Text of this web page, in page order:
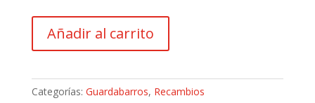
TRASERO
ROJO
COTA
Añadir al carrito
Categorías: Guardabarros, Recambios